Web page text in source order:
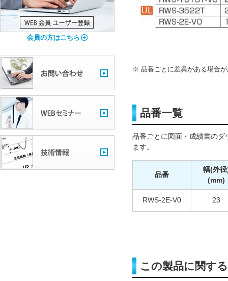
品番ごとに差異がある場合
品番一覧
品番ごとに図面・成績書のダ
ます。
品番
幅(外
(mm)
RWS-2E-V0 23
この製品に関す
会員の方はこちら